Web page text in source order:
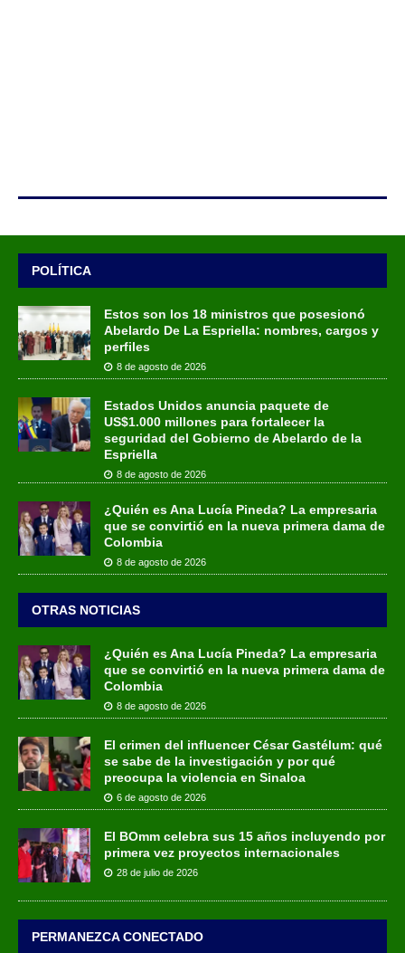
POLÍTICA
Estos son los 18 ministros que posesionó
Abelardo De La Espriella: nombres, cargos y
perfiles
8 de agosto de 2026
Estados Unidos anuncia paquete de
US$1.000 millones para fortalecer la
seguridad del Gobierno de Abelardo de la
Espriella
8 de agosto de 2026
¿Quién es Ana Lucía Pineda? La empresaria
que se convirtió en la nueva primera dama de
Colombia
8 de agosto de 2026
OTRAS NOTICIAS
¿Quién es Ana Lucía Pineda? La empresaria
que se convirtió en la nueva primera dama de
Colombia
8 de agosto de 2026
El crimen del influencer César Gastélum: qué
se sabe de la investigación y por qué
preocupa la violencia en Sinaloa
6 de agosto de 2026
El BOmm celebra sus 15 años incluyendo por
primera vez proyectos internacionales
28 de julio de 2026
PERMANEZCA CONECTADO